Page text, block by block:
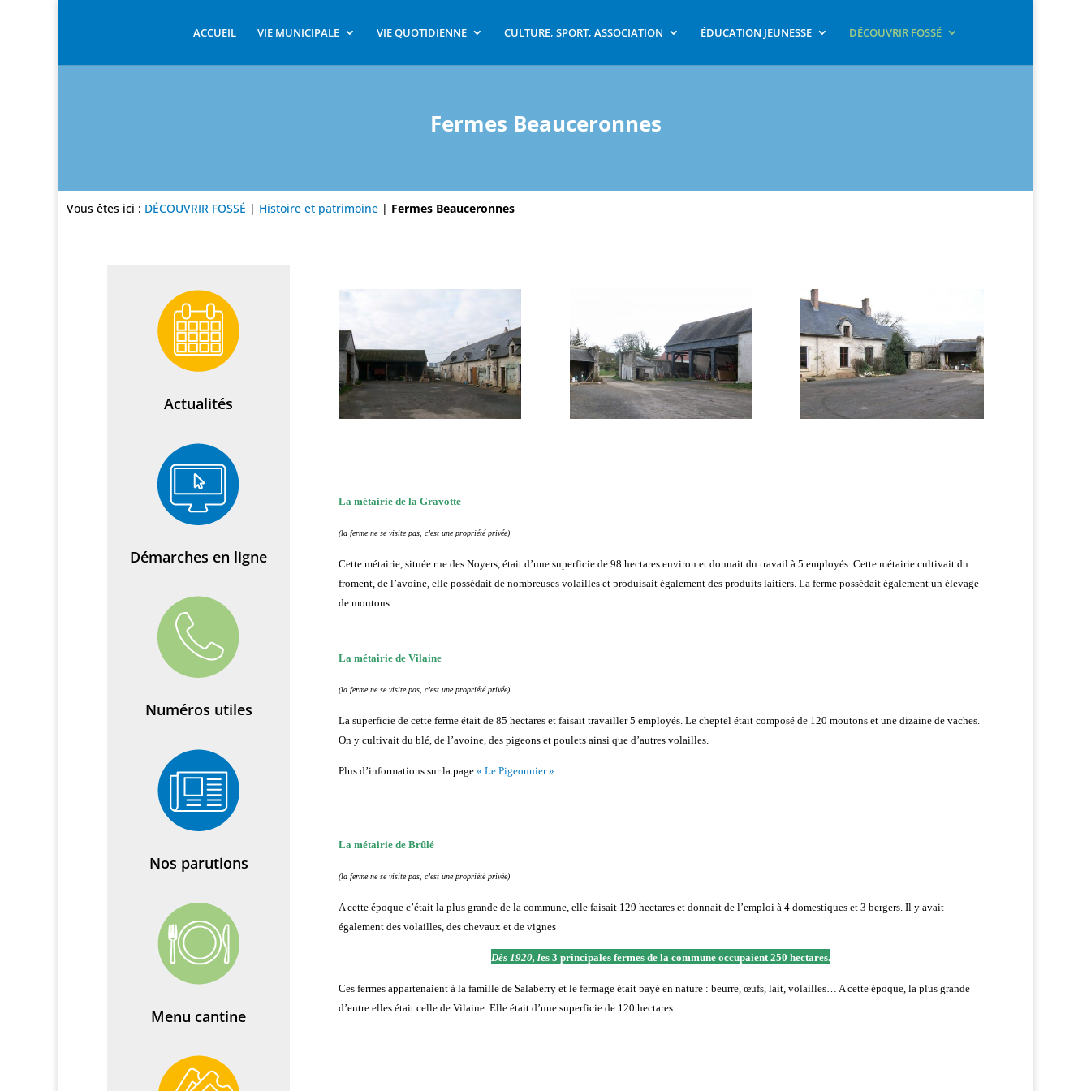
ACCUEIL VIE MUNICIPALE VIE QUOTIDIENNE CULTURE, SPORT, ASSOCIATION ÉDUCATION JEUNESSE DÉCOUVRIR FOSSÉ
Fermes Beauceronnes
Vous êtes ici : DÉCOUVRIR FOSSÉ | Histoire et patrimoine | Fermes Beauceronnes
Actualités
Démarches en ligne
Numéros utiles
Nos parutions
Menu cantine
La métairie de la Gravotte
(la ferme ne se visite pas, c’est une propriété privée)
Cette métairie, située rue des Noyers, était d’une superficie de 98 hectares environ et donnait du travail à 5 employés. Cette métairie cultivait du
froment, de l’avoine, elle possédait de nombreuses volailles et produisait également des produits laitiers. La ferme possédait également un élevage
de moutons.
La métairie de Vilaine
(la ferme ne se visite pas, c’est une propriété privée)
La superficie de cette ferme était de 85 hectares et faisait travailler 5 employés. Le cheptel était composé de 120 moutons et une dizaine de vaches.
On y cultivait du blé, de l’avoine, des pigeons et poulets ainsi que d’autres volailles.
Plus d’informations sur la page « Le Pigeonnier »
La métairie de Brûlé
(la ferme ne se visite pas, c’est une propriété privée)
A cette époque c’était la plus grande de la commune, elle faisait 129 hectares et donnait de l’emploi à 4 domestiques et 3 bergers. Il y avait
également des volailles, des chevaux et de vignes
Dès 1920, les 3 principales fermes de la commune occupaient 250 hectares.
Ces fermes appartenaient à la famille de Salaberry et le fermage était payé en nature : beurre, œufs, lait, volailles… A cette époque, la plus grande
d’entre elles était celle de Vilaine. Elle était d’une superficie de 120 hectares.